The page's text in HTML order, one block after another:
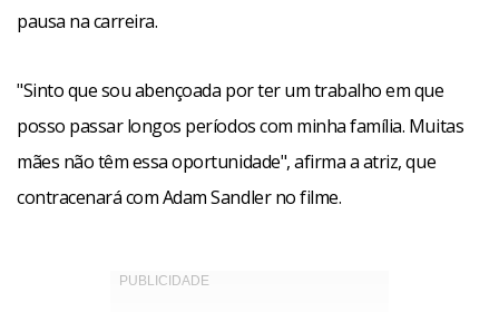
pausa na carreira.
"Sinto que sou abençoada por ter um trabalho em que
posso passar longos períodos com minha família. Muitas
mães não têm essa oportunidade", afirma a atriz, que
contracenará com Adam Sandler no filme.